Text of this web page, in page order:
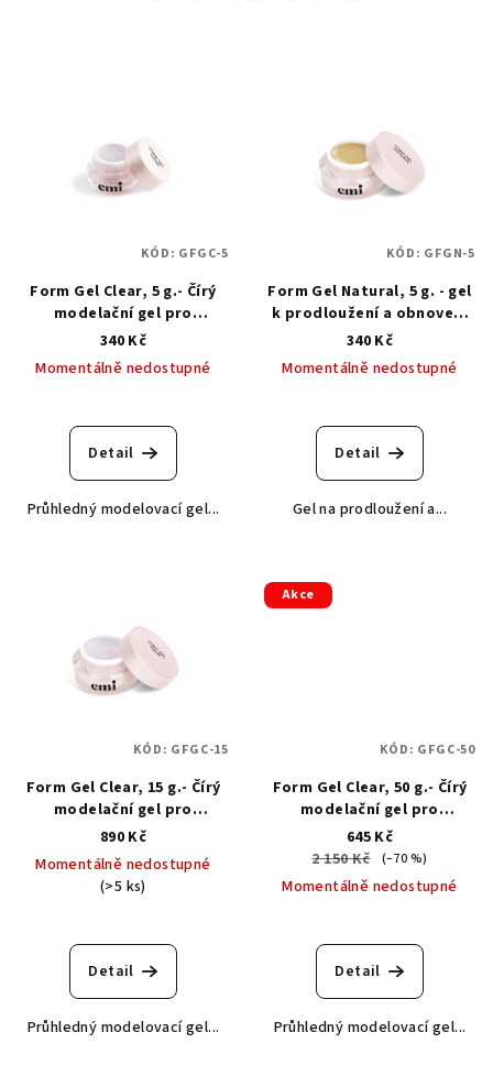
Form Gel Clear, 5 g.- Čírý
modelační gel pro
prodloužení na šablonách
340 Kč
Momentálně nedostupné
hodnocení
produktu
z
Detail
Průhledný modelovací gel...
KÓD: GFGC-5
Form Gel Natural, 5 g. - gel
k prodloužení a obnovení
volného okraje
340 Kč
Momentálně nedostupné
Detail
Gel na prodloužení a...
KÓD: GFGN-5
Form Gel Clear, 15 g.- Čírý
modelační gel pro
prodloužení na šablonách
890 Kč
Momentálně nedostupné
(>5 ks)
Detail
Průhledný modelovací gel...
KÓD: GFGC-15
Akce
Form Gel Clear, 50 g.- Čírý
modelační gel pro
prodloužení na šablonách
645 Kč
2 150 Kč
(–70 %)
Momentálně nedostupné
hodnocení
produktu
z
Detail
Průhledný modelovací gel...
KÓD: GFGC-50